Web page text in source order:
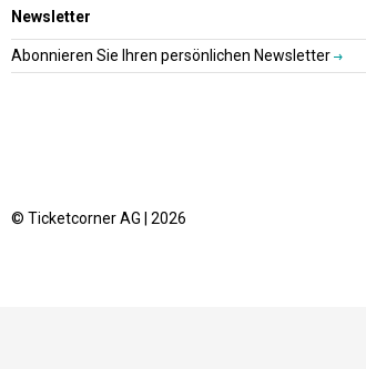
Newsletter
Abonnieren Sie Ihren persönlichen Newsletter
© Ticketcorner AG | 2026